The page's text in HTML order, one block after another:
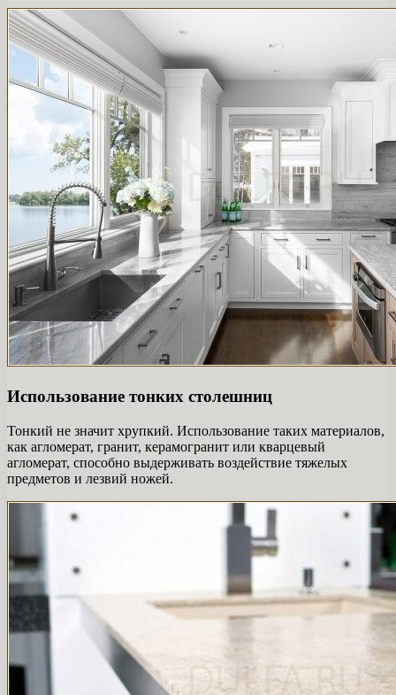
Использование тонких столешниц
Тонкий не значит хрупкий. Использование таких материалов,
как агломерат, гранит, керамогранит или кварцевый
агломерат, способно выдерживать воздействие тяжелых
предметов и лезвий ножей.